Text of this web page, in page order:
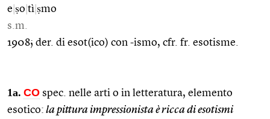
e ṣo tì ṣmo
s.m.
1908; der. di esot(ico) con -ismo, cfr. fr. esotisme.
1a. CO spec. nelle arti o in letteratura, elemento
esotico: la pittura impressionista è ricca di esotismi